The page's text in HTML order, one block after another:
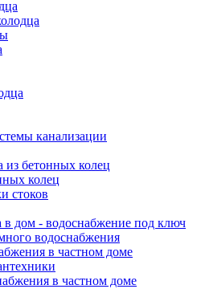
канализации
бетонных колец
колец
стоков
в дом - водоснабжение под ключ
водоснабжения
в частном доме
в частном доме